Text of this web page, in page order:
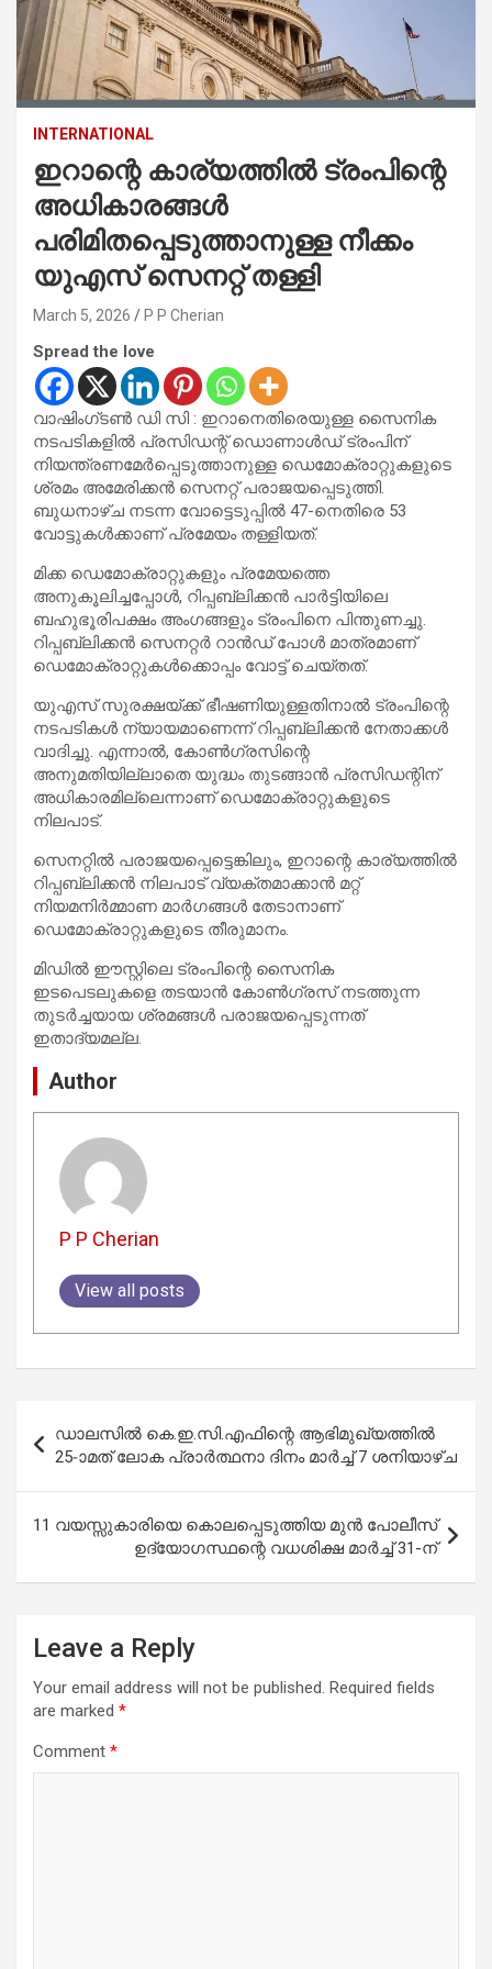
INTERNATIONAL
ഇറാന്റെ കാര്യത്തിൽ ട്രംപിന്റെ
അധികാരങ്ങൾ
പരിമിതപ്പെടുത്താനുള്ള നീക്കം
യുഎസ് സെനറ്റ് തള്ളി
March 5, 2026 P P Cherian
Spread the love
വാഷിംഗ്‌ടൺ ഡി സി : ഇറാനെതിരെയുള്ള സൈനിക
നടപടികളിൽ പ്രസിഡന്റ് ഡൊണാൾഡ് ട്രംപിന്
നിയന്ത്രണമേർപ്പെടുത്താനുള്ള ഡെമോക്രാറ്റുകളുടെ
ശ്രമം അമേരിക്കൻ സെനറ്റ് പരാജയപ്പെടുത്തി.
ബുധനാഴ്ച നടന്ന വോട്ടെടുപ്പിൽ 47-നെതിരെ 53
വോട്ടുകൾക്കാണ് പ്രമേയം തള്ളിയത്.
മിക്ക ഡെമോക്രാറ്റുകളും പ്രമേയത്തെ
അനുകൂലിച്ചപ്പോൾ, റിപ്പബ്ലിക്കൻ പാർട്ടിയിലെ
ബഹുഭൂരിപക്ഷം അംഗങ്ങളും ട്രംപിനെ പിന്തുണച്ചു.
റിപ്പബ്ലിക്കൻ സെനറ്റർ റാൻഡ് പോൾ മാത്രമാണ്
ഡെമോക്രാറ്റുകൾക്കൊപ്പം വോട്ട് ചെയ്തത്.
യുഎസ് സുരക്ഷയ്ക്ക് ഭീഷണിയുള്ളതിനാൽ ട്രംപിന്റെ
നടപടികൾ ന്യായമാണെന്ന് റിപ്പബ്ലിക്കൻ നേതാക്കൾ
വാദിച്ചു. എന്നാൽ, കോൺഗ്രസിന്റെ
അനുമതിയില്ലാതെ യുദ്ധം തുടങ്ങാൻ പ്രസിഡന്റിന്
അധികാരമില്ലെന്നാണ് ഡെമോക്രാറ്റുകളുടെ
നിലപാട്.
സെനറ്റിൽ പരാജയപ്പെട്ടെങ്കിലും, ഇറാന്റെ കാര്യത്തിൽ
റിപ്പബ്ലിക്കൻ നിലപാട് വ്യക്തമാക്കാൻ മറ്റ്
നിയമനിർമ്മാണ മാർഗങ്ങൾ തേടാനാണ്
ഡെമോക്രാറ്റുകളുടെ തീരുമാനം.
മിഡിൽ ഈസ്റ്റിലെ ട്രംപിന്റെ സൈനിക
ഇടപെടലുകളെ തടയാൻ കോൺഗ്രസ് നടത്തുന്ന
തുടർച്ചയായ ശ്രമങ്ങൾ പരാജയപ്പെടുന്നത്
ഇതാദ്യമല്ല.
Author
P P Cherian
View all posts
navigation
ഡാലസിൽ കെ.ഇ.സി.എഫിന്റെ ആഭിമുഖ്യത്തിൽ
25-ാമത് ലോക പ്രാർത്ഥനാ ദിനം മാർച്ച് 7 ശനിയാഴ്ച
11 വയസ്സുകാരിയെ കൊലപ്പെടുത്തിയ മുൻ പോലീസ്
ഉദ്യോഗസ്ഥന്റെ വധശിക്ഷ മാർച്ച് 31-ന്
Leave a Reply
Your email address will not be published. Required fields
are marked *
Comment *